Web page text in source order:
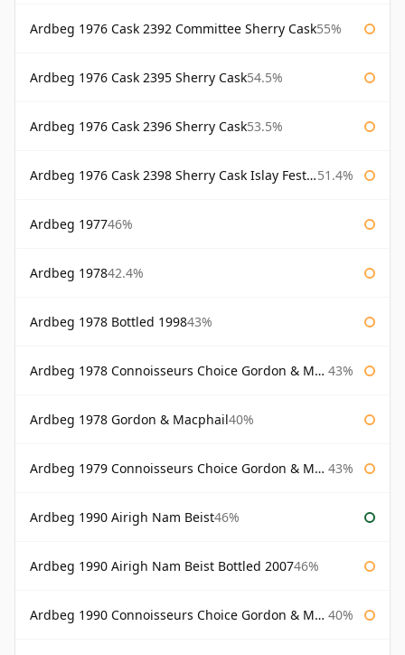
Ardbeg 1976 Cask 2392 Committee Sherry Cask55%
Ardbeg 1976 Cask 2395 Sherry Cask54.5%
Ardbeg 1976 Cask 2396 Sherry Cask53.5%
Ardbeg 1976 Cask 2398 Sherry Cask Islay Festival 2004 51.4%
Ardbeg 197746%
Ardbeg 197842.4%
Ardbeg 1978 Bottled 199843%
Ardbeg 1978 Connoisseurs Choice Gordon & Macphail 43%
Ardbeg 1978 Gordon & Macphail40%
Ardbeg 1979 Connoisseurs Choice Gordon & Macphail 43%
Ardbeg 1990 Airigh Nam Beist46%
Ardbeg 1990 Airigh Nam Beist Bottled 200746%
Ardbeg 1990 Connoisseurs Choice Gordon & Macphail 40%